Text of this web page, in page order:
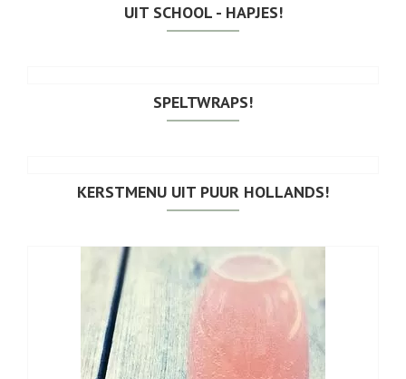
UIT SCHOOL - HAPJES!
SPELTWRAPS!
KERSTMENU UIT PUUR HOLLANDS!